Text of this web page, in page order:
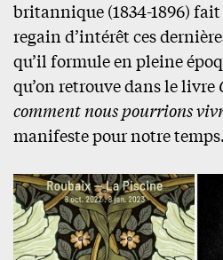
britannique (1834-1896)
regain d’intérêt ces
qu’il formule en pleine
qu’on retrouve dans le livre
comment nous pourrions
manifeste pour notre temps.